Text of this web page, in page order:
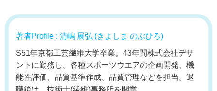
著者Profile : 清嶋 展弘 (きよしま のぶひろ)
S51年京都工芸繊維大学卒業。43年間株式会社デサ
ントに勤務し、各種スポーツウエアの企画開発、機
能性評価、品質基準作成、品質管理などを担当。退